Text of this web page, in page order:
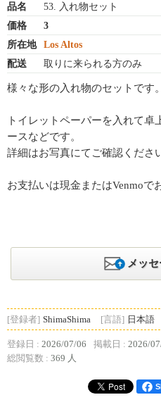
品名
53. 入れ物セット
価格
3
所在地
Los Altos
配送
取りに来られる方のみ
様々な形の入れ物のセットです。
トイレットペーパーを入れて
ースなどです。
詳細はお写真にてご確認くださ
お支払いは現金またはVenmoで
メッ
[登録者] ShimaShima [言語] 日本語
登録日 : 2026/07/06 掲載日 : 2026/
総閲覧数 : 369 人